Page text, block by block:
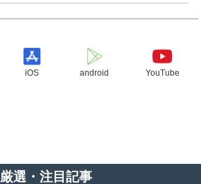
iOS android YouTube
厳選・注目記事